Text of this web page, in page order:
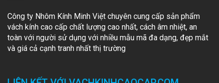
Công ty Nhôm Kính Minh Việt chuyên cung cấp sản phẩm
vách kính cao cấp chất lượng cao nhất, cách âm nhiệt, an
toàn với người sử dụng với nhiều mẫu mã đa dạng, đẹp mắt
và giá cả cạnh tranh nhất thị trường